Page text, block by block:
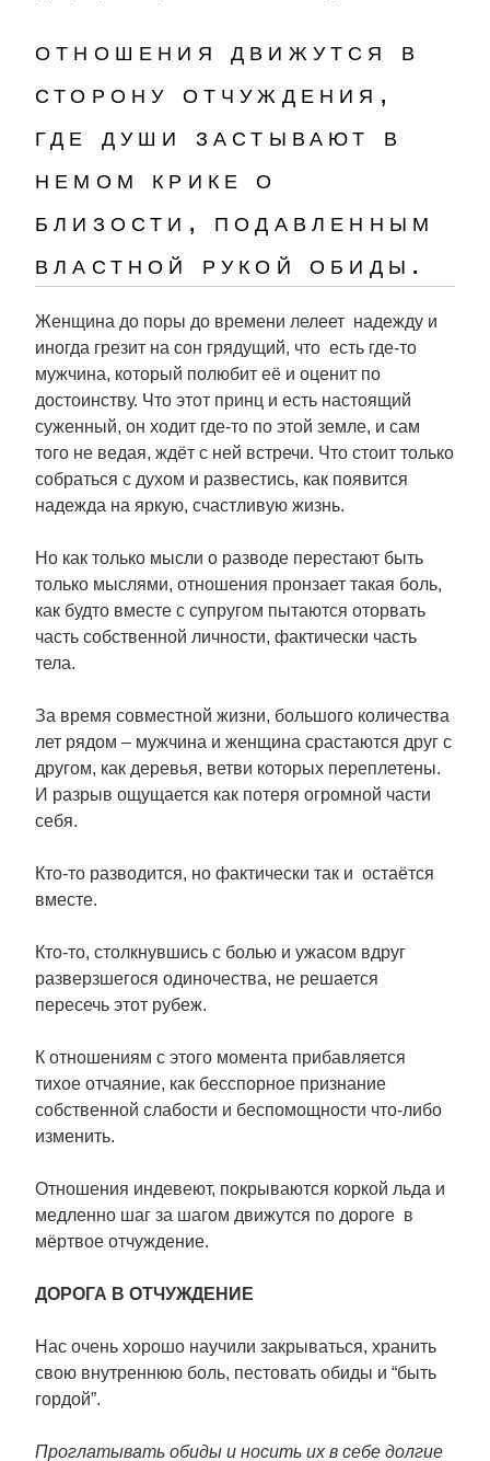
отношения движутся в
сторону отчуждения,
где души застывают в
немом крике о
близости, подавленным
властной рукой обиды.
Женщина до поры до времени лелеет надежду и
иногда грезит на сон грядущий, что есть где-то
мужчина, который полюбит её и оценит по
достоинству. Что этот принц и есть настоящий
суженный, он ходит где-то по этой земле, и сам
того не ведая, ждёт с ней встречи. Что стоит только
собраться с духом и развестись, как появится
надежда на яркую, счастливую жизнь.
Но как только мысли о разводе перестают быть
только мыслями, отношения пронзает такая боль,
как будто вместе с супругом пытаются оторвать
часть собственной личности, фактически часть
тела.
За время совместной жизни, большого количества
лет рядом – мужчина и женщина срастаются друг с
другом, как деревья, ветви которых переплетены.
И разрыв ощущается как потеря огромной части
себя.
Кто-то разводится, но фактически так и остаётся
вместе.
Кто-то, столкнувшись с болью и ужасом вдруг
разверзшегося одиночества, не решается
пересечь этот рубеж.
К отношениям с этого момента прибавляется
тихое отчаяние, как бесспорное признание
собственной слабости и беспомощности что-либо
изменить.
Отношения индевеют, покрываются коркой льда и
медленно шаг за шагом движутся по дороге в
мёртвое отчуждение.
ДОРОГА В ОТЧУЖДЕНИЕ
Нас очень хорошо научили закрываться, хранить
свою внутреннюю боль, пестовать обиды и “быть
гордой”.
Проглатывать обиды и носить их в себе долгие